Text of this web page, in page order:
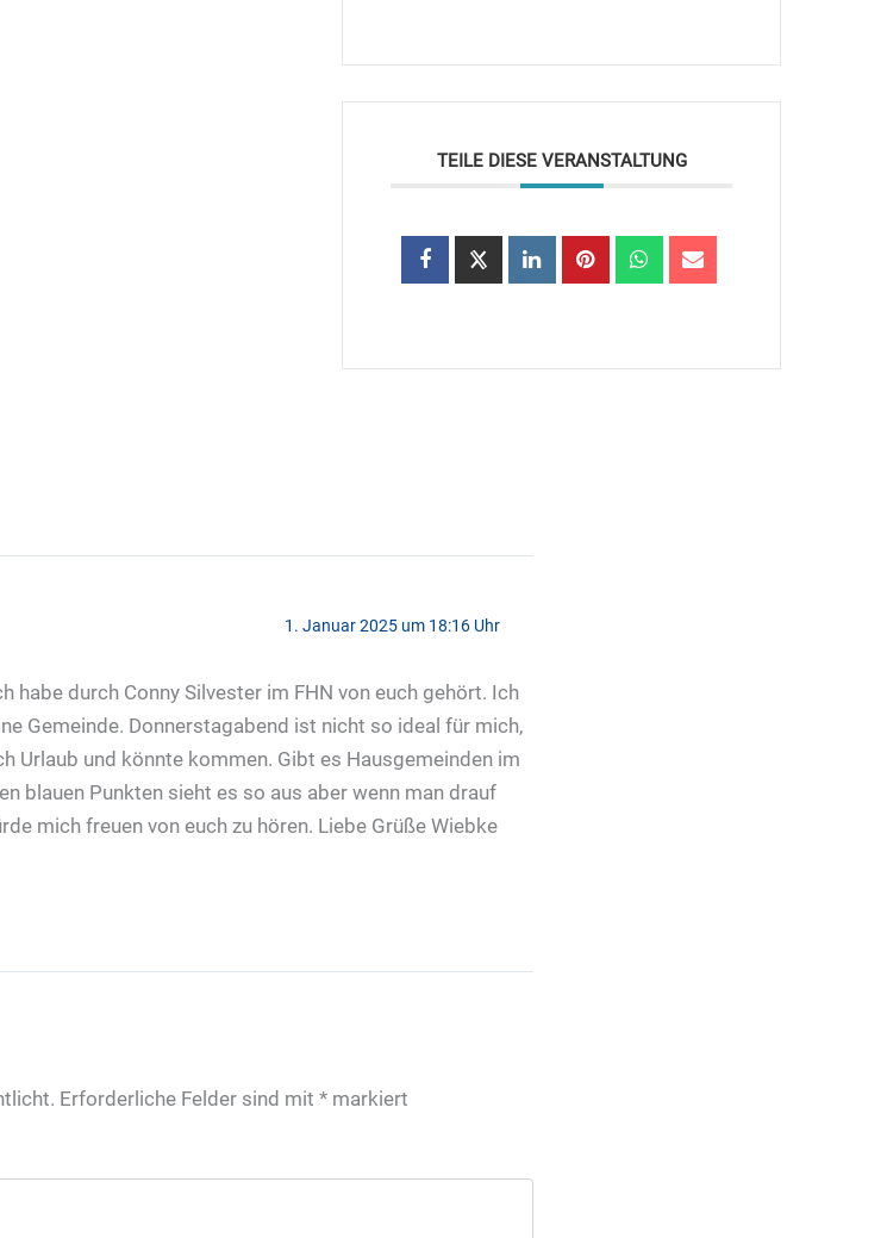
TEILE DIESE VERANSTALTUNG
1. Januar 2025 um 18:16 Uhr
habe durch Conny Silvester im FHN von euch gehört. Ich
Gemeinde. Donnerstagabend ist nicht so ideal für mich,
Urlaub und könnte kommen. Gibt es Hausgemeinden im
blauen Punkten sieht es so aus aber wenn man drauf
mich freuen von euch zu hören. Liebe Grüße Wiebke
Erforderliche Felder sind mit * markiert